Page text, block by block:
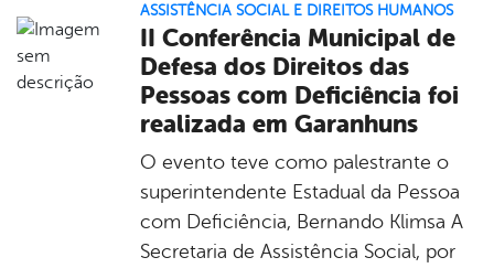
ASSISTÊNCIA SOCIAL E DIREITOS HUMANOS
II Conferência Municipal de
Defesa dos Direitos das
Pessoas com Deficiência foi
realizada em Garanhuns
O evento teve como palestrante o
superintendente Estadual da Pessoa
com Deficiência, Bernando Klimsa A
Secretaria de Assistência Social, por